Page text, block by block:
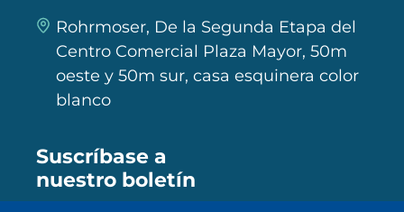
Rohrmoser, De la Segunda Etapa del
Centro Comercial Plaza Mayor, 50m
oeste y 50m sur, casa esquinera color
blanco
Suscríbase a
nuestro boletín